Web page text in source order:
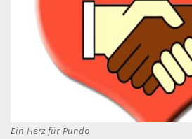
Ein Herz für Pundo